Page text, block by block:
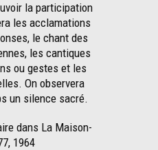
la participation
les acclamations
le chant des
les cantiques
ou gestes et les
On observera
un silence sacré.
dans La Maison-
1964